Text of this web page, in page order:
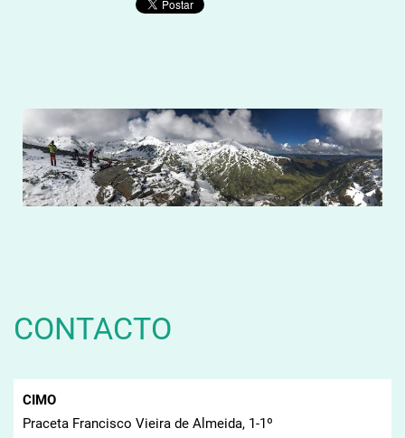
CONTACTO
CIMO
Praceta Francisco Vieira de Almeida, 1-1º